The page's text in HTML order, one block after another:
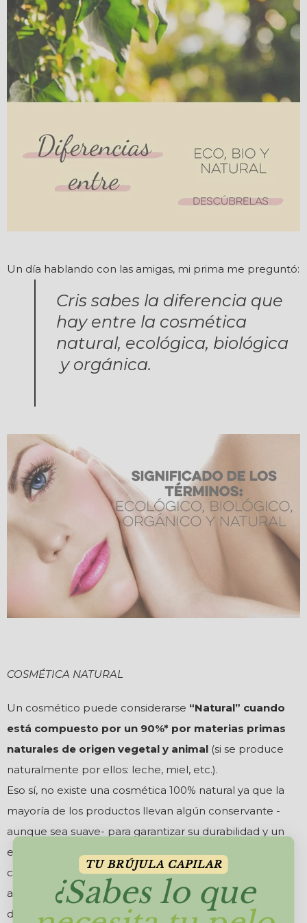
Un día hablando con las amigas, mi prima me preguntó:
Cris sabes la diferencia que
hay entre la cosmética
natural, ecológica, biológica
y orgánica.
COSMÉTICA NATURAL
Un cosmético puede considerarse “Natural” cuando
está compuesto por un 90%* por materias primas
naturales de origen vegetal y animal (si se produce
naturalmente por ellos: leche, miel, etc.).
Eso sí, no existe una cosmética 100% natural ya que la
mayoría de los productos llevan algún conservante -
aunque sea suave- para garantizar su durabilidad y un
emulsionante en el caso de cremas. En todo caso, la
cantidad de sustancias químicas o sintéticas que se
añaden –como vemos, por pura necesidad- es menor
de un 10% de la composición final del producto.
TU BRÚJULA CAPILAR
¿Sabes lo que